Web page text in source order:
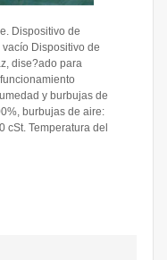
Dispositivo de
Dispositivo de
dise?ado para
y burbujas de
burbujas de aire:
cSt. Temperatura del